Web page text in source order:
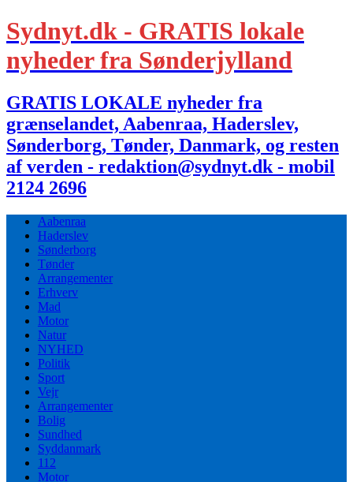
Sydnyt.dk - GRATIS lokale
nyheder fra Sønderjylland
GRATIS LOKALE nyheder fra
grænselandet, Aabenraa, Haderslev,
Sønderborg, Tønder, Danmark, og resten
af verden - redaktion@sydnyt.dk - mobil
2124 2696
Aabenraa
Haderslev
Sønderborg
Tønder
Arrangementer
Erhverv
Mad
Motor
Natur
NYHED
Politik
Sport
Vejr
Arrangementer
Bolig
Sundhed
Syddanmark
112
Motor